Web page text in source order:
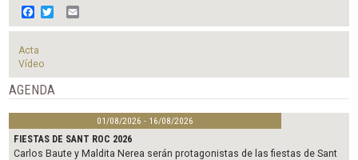
F
a
e
b
o
o
k
w
e
r
m
Acta
Vídeo
AGENDA
01/08/2026 - 16/08/2026
FIESTAS DE SANT ROC 2026
Carlos Baute y Maldita Nerea serán protagonistas de las fiestas de Sant